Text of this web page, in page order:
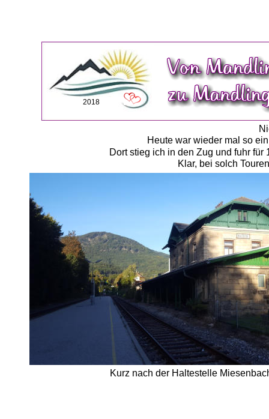
Heute war wieder mal so
Dort stieg ich in den Zug und fuhr
Klar, bei solch
2018
Kurz nach der Haltestelle